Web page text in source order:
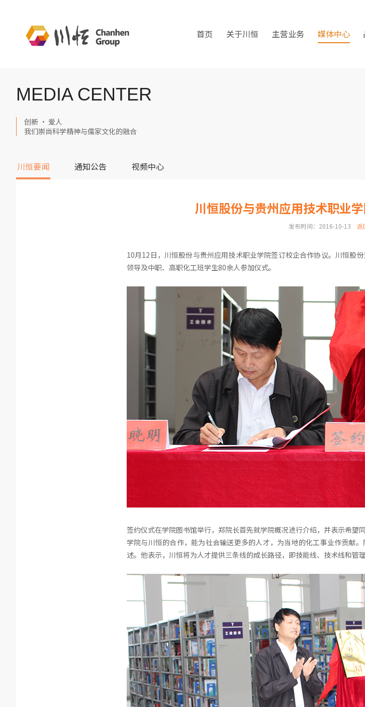
首页 关于川恒 主营业务 媒体中心
MEDIA CENTER
创新 · 爱人
我们崇尚科学精神与儒家文化的融合
川恒要闻 通知公告 视频中心
川恒股份与贵州应用技术职业
发布时间：2016-10-13 返
10月12日，川恒股份与贵州应用技术职业学院签订校企合作协议。川恒股
领导及中职、高职化工班学生80余人参加仪式。
签约仪式在学院图书馆举行，郑院长首先就学院概况进行介绍，并表示希望
学院与川恒的合作，能为社会输送更多的人才，为当地的化工事业作贡献
述。他表示，川恒将为人才提供三条线的成长路径，即技能线、技术线和管